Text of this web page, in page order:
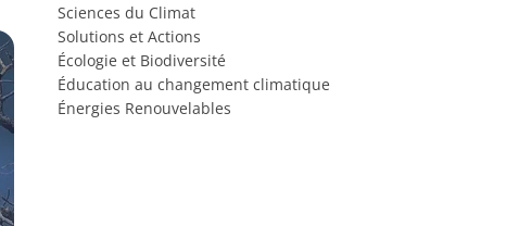
Sciences du Climat
Solutions et Actions
Écologie et Biodiversité
Éducation au changement climatique
Énergies Renouvelables